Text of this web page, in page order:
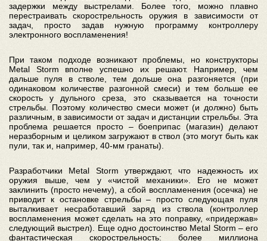
задержки между выстрелами. Более того, можно плавно
перестраивать скорострельность оружия в зависимости от
задач, просто задав нужную программу контроллеру
электронного воспламенения!
При таком подходе возникают проблемы, но конструкторы
Metal Storm вполне успешно их решают. Например, чем
дальше пуля в стволе, тем дольше она разгоняется (при
одинаковом количестве разгонной смеси) и тем больше ее
скорость у дульного среза, это сказывается на точности
стрельбы. Поэтому количество смеси может (и должно) быть
различным, в зависимости от задач и дистанции стрельбы. Эта
проблема решается просто – боеприпас (магазин) делают
неразборным и целиком загружают в ствол (это могут быть как
пули, так и, например, 40-мм гранаты).
Разработчики Metal Storm утверждают, что надежность их
оружия выше, чем у «чистой механики». Его не может
заклинить (просто нечему), а сбой воспламенения (осечка) не
приводит к остановке стрельбы – просто следующая пуля
выталкивает несработавший заряд из ствола (контроллер
воспламенения может сделать на это поправку, «придержав»
следующий выстрел). Еще одно достоинство Metal Storm – его
фантастическая скорострельность: более миллиона